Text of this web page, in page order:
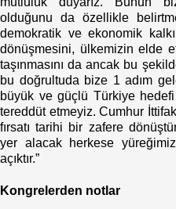
olduğunu da özellikle
demokratik ve ekonomik
dönüşmesini, ülkemizin elde
taşınmasını da ancak bu
bu doğrultuda bize 1 adım
büyük ve güçlü Türkiye
tereddüt etmeyiz. Cumhur
fırsatı tarihi bir zafere
yer alacak herkese
açıktır.”
Kongrelerden notlar